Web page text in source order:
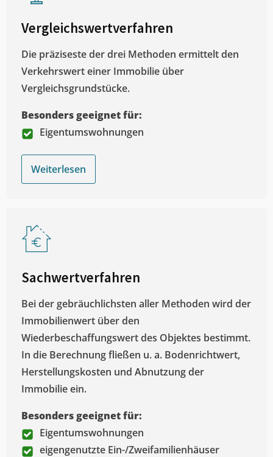
Vergleichswertverfahren
Die präziseste der drei Methoden ermittelt den
Verkehrswert einer Immobilie über
Vergleichsgrundstücke.
Besonders geeignet für:
Eigentumswohnungen
Weiterlesen
Sachwertverfahren
Bei der gebräuchlichsten aller Methoden wird der
Immobilienwert über den
Wiederbeschaffungswert des Objektes bestimmt.
In die Berechnung fließen u. a. Bodenrichtwert,
Herstellungskosten und Abnutzung der
Immobilie ein.
Besonders geeignet für:
Eigentumswohnungen
eigengenutzte Ein-/Zweifamilienhäuser